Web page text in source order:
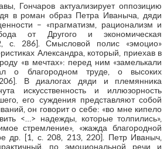
Гончаров актуализирует оппозицию
в роман образ Петра Иваныча, дяди
– «прагматизм, рационализм и
от Другого и экономическая
с. 286]. Смысловой полис «эмоцио»
Александра, который, приехав в
«в мечтах»: перед ним «замелькали
о благородном труде, о высоких
В диалогах дяди и племянника
искусственность и иллюзорность
его суждения представляют собой
он говорит о себе: «во мне кипело
<…> надежды, которые толпились»,
стремление», «жажда благородной
др. [1, с. 208, 213, 220]. Петр Иваныч,
по эмоциональной речи и